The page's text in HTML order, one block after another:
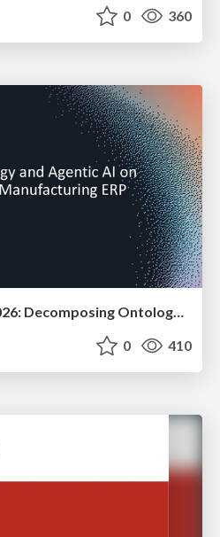
0 360
AWS Summit Taipei 2026: Decomposing Ontology and Agentic AI - Using Amazon Bedrock to Bring Living Water to Manufacturing ERP
0 410